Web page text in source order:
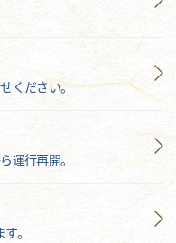
ください。
運行再開。
。